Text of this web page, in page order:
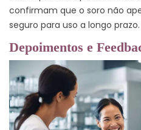
confirmam que o soro não
seguro para uso a longo prazo.
Depoimentos e